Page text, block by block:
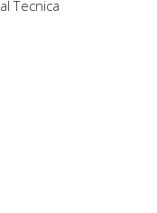
Tecnica